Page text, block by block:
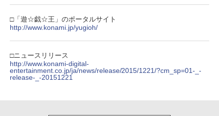
□「遊☆戯☆王」のポータルサイト
http://www.konami.jp/yugioh/
□ニュースリリース
http://www.konami-digital-
entertainment.co.jp/ja/news/release/2015/1221/?cm_sp=01-_-
release-_-20151221